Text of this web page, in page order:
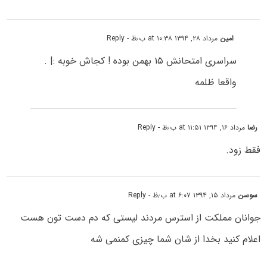
امین مرداد ۲۸, ۱۳۹۴ at ۱۰:۳۸ ب٫ظ - Reply
سراسری امتحانش ۱۵ بهمن بوده ! کجاش خوبه :| .
واقعا ظلمه
رضامرداد ۱۶, ۱۳۹۴ at ۱۱:۵۱ ب٫ظ - Reply
فقط زود.
سوسن مرداد ۱۵, ۱۳۹۴ at ۶:۰۷ ب٫ظ - Reply
جوانان مملکت از استرس مردند لیستی که دم دست تون هست
اعلام کنید بخدا از شان شما چیزی کمنمی شه